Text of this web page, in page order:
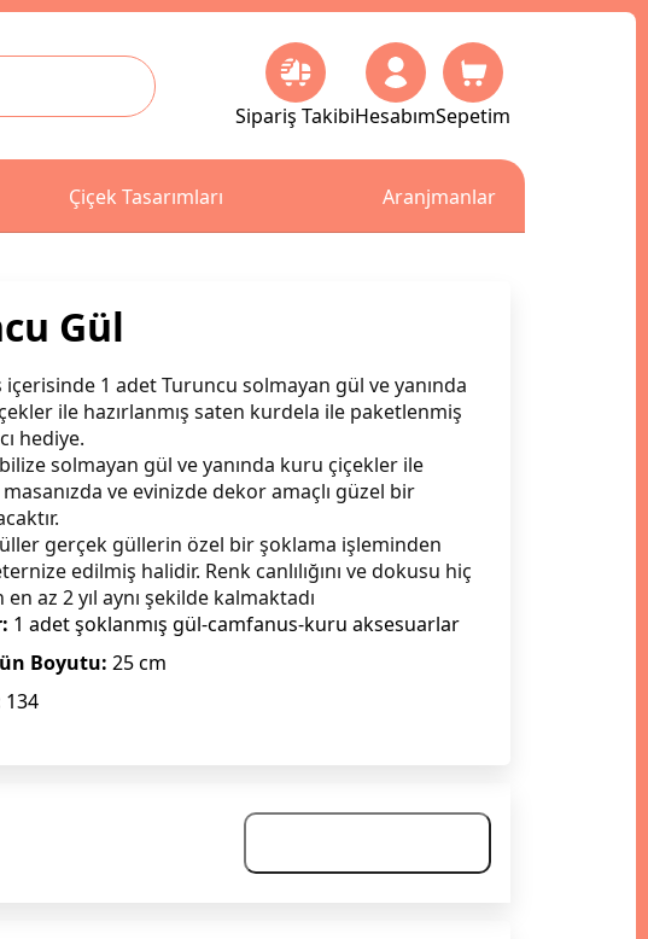
Sipariş TakibiHesabımSepetim
Çiçek Tasarımları Aranjmanlar
Gül
içerisinde 1 adet Turuncu solmayan gül ve yanında
ile hazırlanmış saten kurdela ile paketlenmiş
hediye.
solmayan gül ve yanında kuru çiçekler ile
masanızda ve evinizde dekor amaçlı güzel bir
gerçek güllerin özel bir şoklama işleminden
edilmiş halidir. Renk canlılığını ve dokusu hiç
az 2 yıl aynı şekilde kalmaktadı
1 adet şoklanmış gül-camfanus-kuru aksesuarlar
Boyutu: 25 cm
134